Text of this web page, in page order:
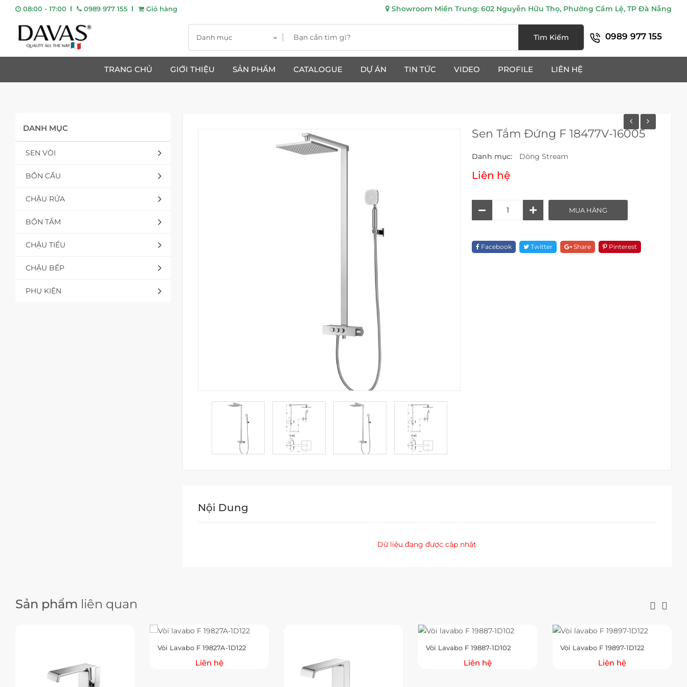
08:00 - 17:00 0989 977 155 Giỏ hàng Showroom Miền Trung: 602 Nguyễn Hữu Thọ, Phường Cẩm Lệ, TP Đà Nẵng
Danh mục Tìm Kiếm 0989 977 155
TRANG CHỦ GIỚI THIỆU SẢN PHẨM CATALOGUE DỰ ÁN TIN TỨC VIDEO PROFILE LIÊN HỆ
DANH MỤC
SEN VÒI
BỒN CẦU
CHẬU RỬA
BỒN TẮM
CHẬU TIỂU
CHẬU BẾP
PHỤ KIỆN
Sen Tắm Đứng F 18477V-16005
Danh mục: Dòng Stream
Liên hệ
F
18477V-
MUA HÀNG
Facebook Twitter Share Pinterest
Nội Dung
Dữ liệu đang được cập nhật
Sản phẩm liên quan
Vòi Lavabo F 19827A-1D122
Liên hệ
Vòi Lavabo F 19887-1D102
Liên hệ
Vòi Lavabo F 19897-1D122
Liên hệ